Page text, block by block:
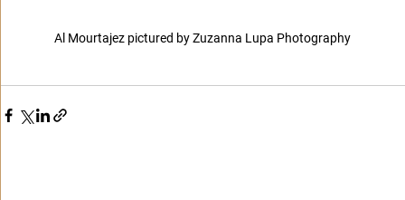
Al Mourtajez pictured by Zuzanna Lupa Photography